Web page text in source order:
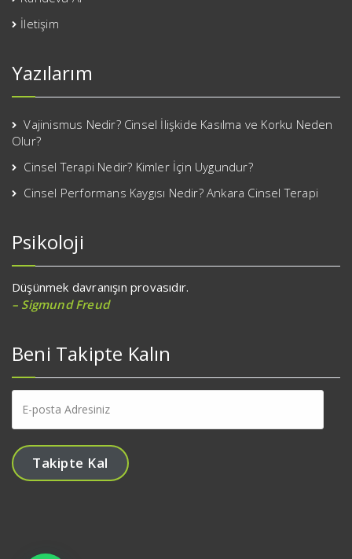
İletişim
Yazılarım
Vajinismus Nedir? Cinsel İlişkide Kasılma ve Korku Neden
Olur?
Cinsel Terapi Nedir? Kimler İçin Uygundur?
Cinsel Performans Kaygısı Nedir? Ankara Cinsel Terapi
Psikoloji
Düşünmek davranışın provasıdır.
– Sigmund Freud
Beni Takipte Kalın
posta
Adresiniz
Takipte Kal